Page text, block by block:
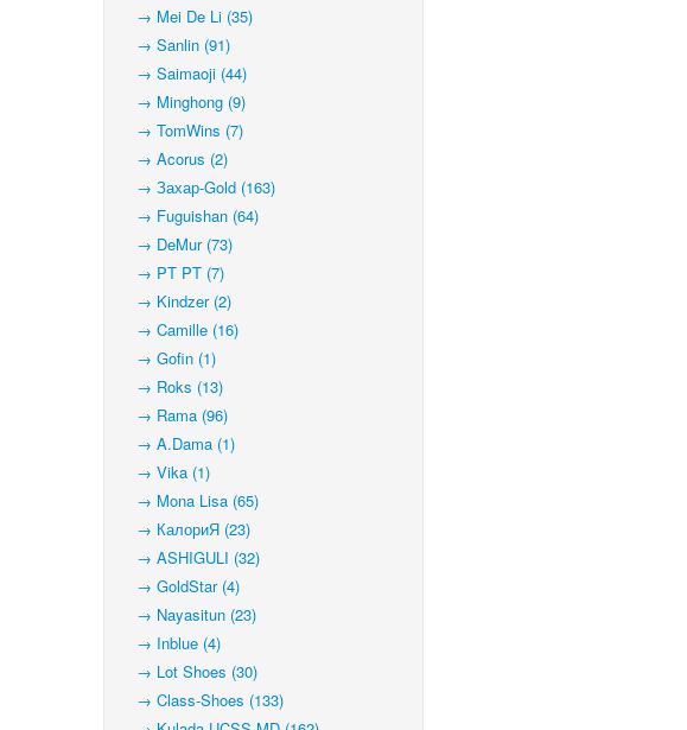
→ Mei De Li (35)
→ Sanlin (91)
→ Saimaoji (44)
→ Minghong (9)
→ TomWins (7)
→ Acorus (2)
→ Захар-Gold (163)
→ Fuguishan (64)
→ DeMur (73)
→ PT PT (7)
→ Kindzer (2)
→ Camille (16)
→ Gofin (1)
→ Roks (13)
→ Rama (96)
→ A.Dama (1)
→ Vika (1)
→ Mona Lisa (65)
→ КалориЯ (23)
→ ASHIGULI (32)
→ GoldStar (4)
→ Nayasitun (23)
→ Inblue (4)
→ Lot Shoes (30)
→ Class-Shoes (133)